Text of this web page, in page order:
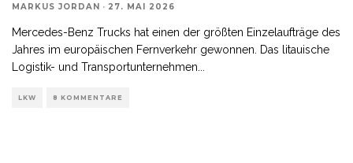
MARKUS JORDAN · 27. MAI 2026
Mercedes-Benz Trucks hat einen der größten Einzelaufträge des
Jahres im europäischen Fernverkehr gewonnen. Das litauische
Logistik- und Transportunternehmen
LKW 8 KOMMENTARE